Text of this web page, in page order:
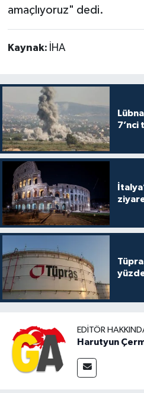
amaçlıyoruz" dedi.
Kaynak: İHA
7’nci
EDITÖR
Harutyun